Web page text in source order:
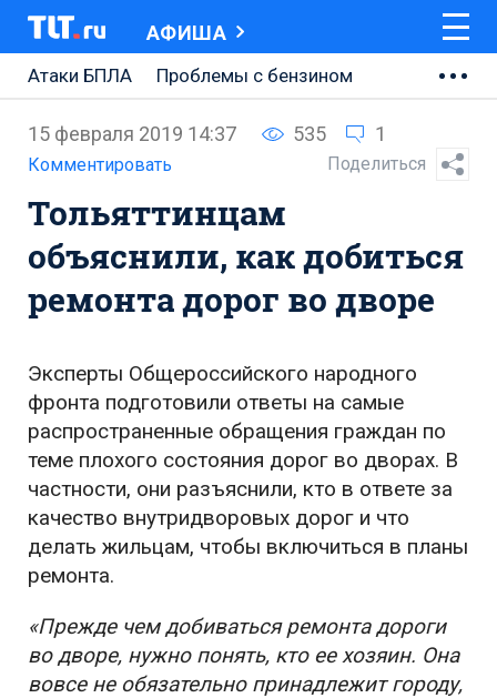
АФИША
Атаки БПЛА
Проблемы с бензином
АВТОВАЗ
Ремонт Центральной площади
Ремонт Обводного шоссе
Набережная Тольятти
Неделя Тольятти
15 февраля 2019 14:37 535 1
Комментировать Поделиться
Тольяттинцам
объяснили, как добиться
ремонта дорог во дворе
Эксперты Общероссийского народного
фронта подготовили ответы на самые
распространенные обращения граждан по
теме плохого состояния дорог во дворах. В
частности, они разъяснили, кто в ответе за
качество внутридворовых дорог и что
делать жильцам, чтобы включиться в планы
ремонта.
«Прежде чем добиваться ремонта дороги
во дворе, нужно понять, кто ее хозяин. Она
вовсе не обязательно принадлежит городу,